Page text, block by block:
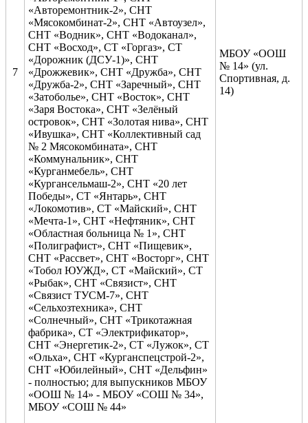
7
«Авторемонтник-2», СНТ
«Мясокомбинат-2», СНТ «Автоузел»,
СНТ «Водник», СНТ «Водоканал»,
СНТ «Восход», СТ «Горгаз», СТ
«Дорожник (ДСУ-1)», СНТ
«Дрожжевик», СНТ «Дружба», СНТ
«Дружба-2», СНТ «Заречный», СНТ
«Затоболье», СНТ «Восток», СНТ
«Заря Востока», СНТ «Зелёный
островок», СНТ «Золотая нива», СНТ
«Ивушка», СНТ «Коллективный сад
№ 2 Мясокомбината», СНТ
«Коммунальник», СНТ
«Курганмебель», СНТ
«Кургансельмаш-2», СНТ «20 лет
Победы», СТ «Янтарь», СНТ
«Локомотив», СТ «Майский», СНТ
«Мечта-1», СНТ «Нефтяник», СНТ
«Областная больница № 1», СНТ
«Полиграфист», СНТ «Пищевик»,
СНТ «Рассвет», СНТ «Восторг», СНТ
«Тобол ЮУЖД», СТ «Майский», СТ
«Рыбак», СНТ «Связист», СНТ
«Связист ТУСМ-7», СНТ
«Сельхозтехника», СНТ
«Солнечный», СНТ «Трикотажная
фабрика», СТ «Электрификатор»,
СНТ «Энергетик-2», СТ «Лужок», СТ
«Ольха», СНТ «Курганспецстрой-2»,
СНТ «Юбилейный», СНТ «Дельфин»
- полностью; для выпускников МБОУ
«ООШ № 14» - МБОУ «СОШ № 34»,
МБОУ «СОШ № 44»
МБОУ «ООШ
№ 14» (ул.
Спортивная, д.
14)